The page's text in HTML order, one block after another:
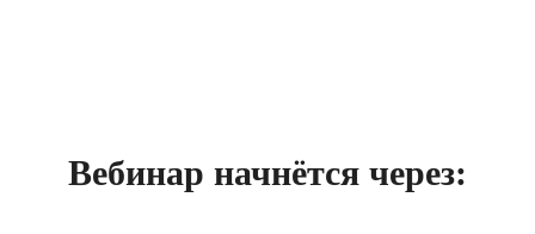
Вебинар начнётся через: